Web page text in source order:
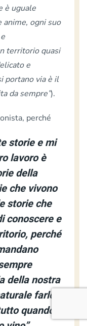
è uguale
anime, ogni suo
territorio quasi
e
portano via è il
da sempre”).
perché
storie e mi
lavoro è
della
che vivono
storie che
conoscere e
perché
della nostra
farlo a
quando